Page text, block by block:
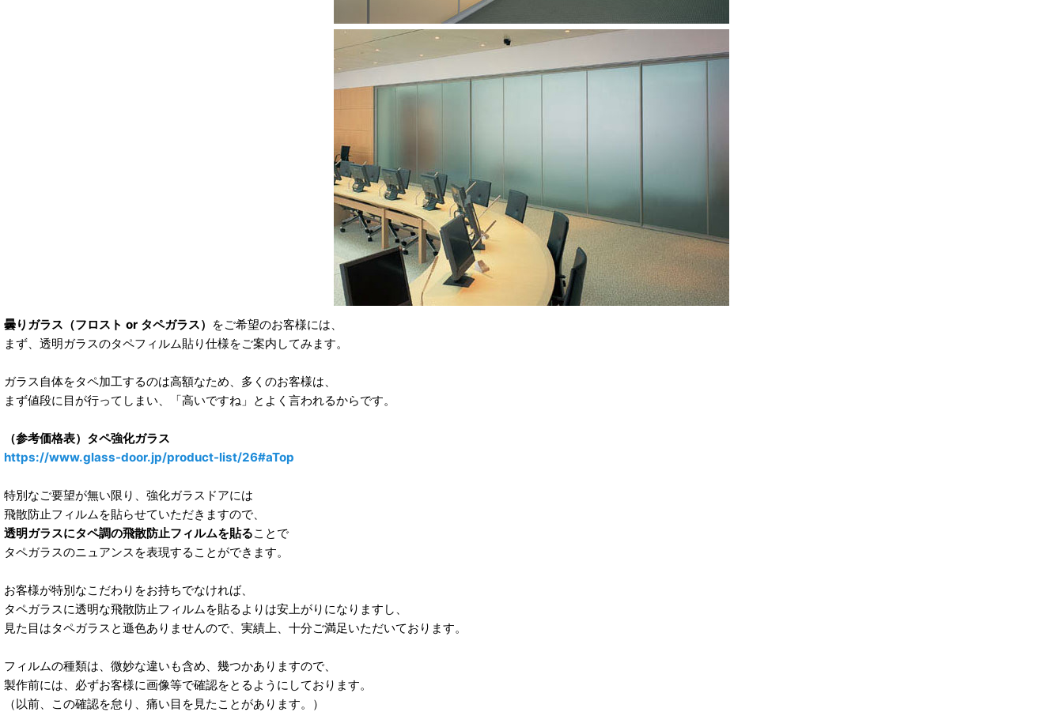
曇りガラス（フロスト or タペガラス） をご希望のお客様には、
まず、透明ガラスのタペフィルム貼り仕様をご案内してみます。
ガラス自体をタペ加工するのは高額なため、多くのお客様は、
まず値段に目が行ってしまい、「高いですね」とよく言われるからです。
（参考価格表）タペ強化ガラス
https://www.glass-door.jp/product-list/26#aTop
特別なご要望が無い限り、強化ガラスドアには
飛散防止フィルムを貼らせていただきますので、
透明ガラスにタペ調の飛散防止フィルムを貼ることで
タペガラスのニュアンスを表現することができます。
お客様が特別なこだわりをお持ちでなければ、
タペガラスに透明な飛散防止フィルムを貼るよりは安上がりになりますし、
見た目はタペガラスと遜色ありませんので、実績上、十分ご満足いただいております。
フィルムの種類は、微妙な違いも含め、幾つかありますので、
製作前には、必ずお客様に画像等で確認をとるようにしております。
（以前、この確認を怠り、痛い目を見たことがあります。）